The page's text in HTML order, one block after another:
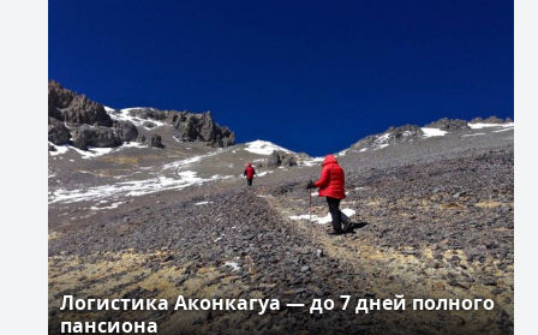
Логистика Аконкагуа — до 7 дней полного
пансиона